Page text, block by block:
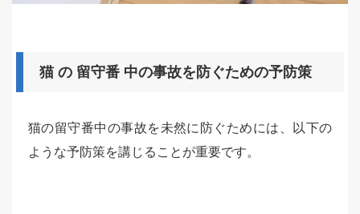
猫 の 留守番 中の事故を防ぐための予防策
猫の留守番中の事故を未然に防ぐためには、以下の
ような予防策を講じることが重要です。